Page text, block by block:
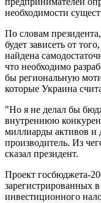
необходимости
По словам
будет зависеть от
найдена
что необходимо
бы региональную
которые Украина
"Но я не делал бы
внутреннюю
миллиарды активов и
производитель. Из
сказал президент.
Проект госбюджета-
зарегистрированных
инвестиционного